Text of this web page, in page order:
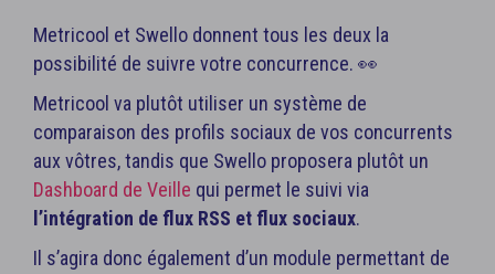
Metricool et Swello donnent tous les deux la
possibilité de suivre votre concurrence. 👀
Metricool va plutôt utiliser un système de
comparaison des profils sociaux de vos concurrents
aux vôtres, tandis que Swello proposera plutôt un
Dashboard de Veille qui permet le suivi via
l’intégration de flux RSS et flux sociaux.
Il s’agira donc également d’un module permettant de